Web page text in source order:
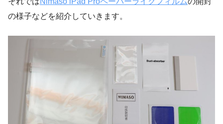
の様子などを紹介していきます。